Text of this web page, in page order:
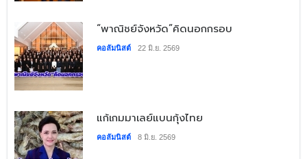
​“พาณิชย์จังหวัด”คิดนอกกรอบ
คอลัมนิสต์ 22 มิ.ย. 2569
​แก้เกมมาเลย์แบนกุ้งไทย
คอลัมนิสต์ 8 มิ.ย. 2569